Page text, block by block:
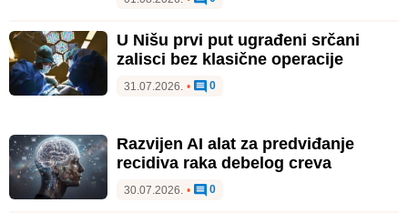
U Nišu prvi put ugrađeni srčani
zalisci bez klasične operacije
31.07.2026. • 0
Razvijen AI alat za predviđanje
recidiva raka debelog creva
30.07.2026. • 0